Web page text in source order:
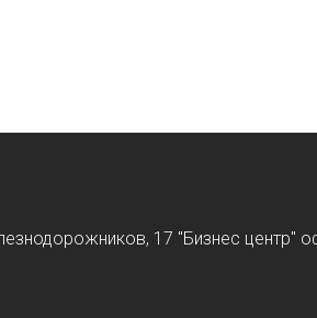
17 "Бизнес центр"